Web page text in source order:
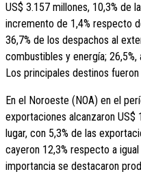
US$ 3.157 millones, 10,3% de
incremento de 1,4% respecto
36,7% de los despachos al
combustibles y energía;
Los principales destinos fueron
En el Noroeste (NOA) en el
exportaciones alcanzaron
lugar, con 5,3% de las
cayeron 12,3% respecto a
importancia se destacaron